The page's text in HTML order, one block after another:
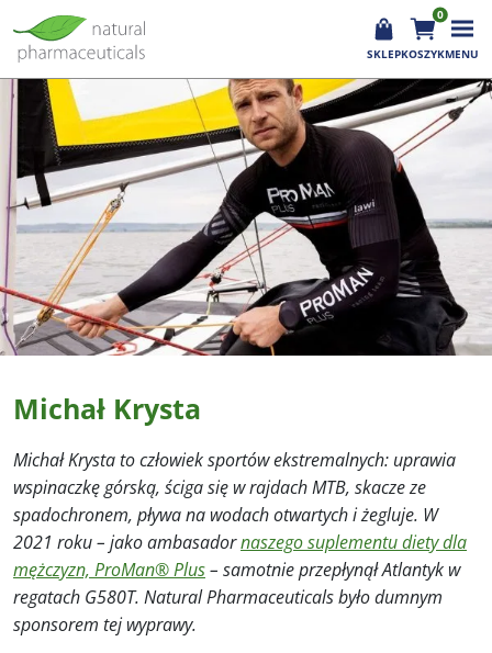
SKLEP
0
KOSZYKMENU
Michał Krysta
Michał Krysta to człowiek sportów ekstremalnych: uprawia
wspinaczkę górską, ściga się w rajdach MTB, skacze ze
spadochronem, pływa na wodach otwartych i żegluje. W
2021 roku – jako ambasadornaszego suplementu diety dla
mężczyzn, ProMan® Plus– samotnie przepłynął Atlantyk w
regatach G580T. Natural Pharmaceuticals było dumnym
sponsorem tej wyprawy.